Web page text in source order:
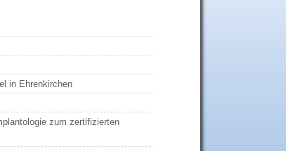
in Ehrenkirchen
zum zertifizierten